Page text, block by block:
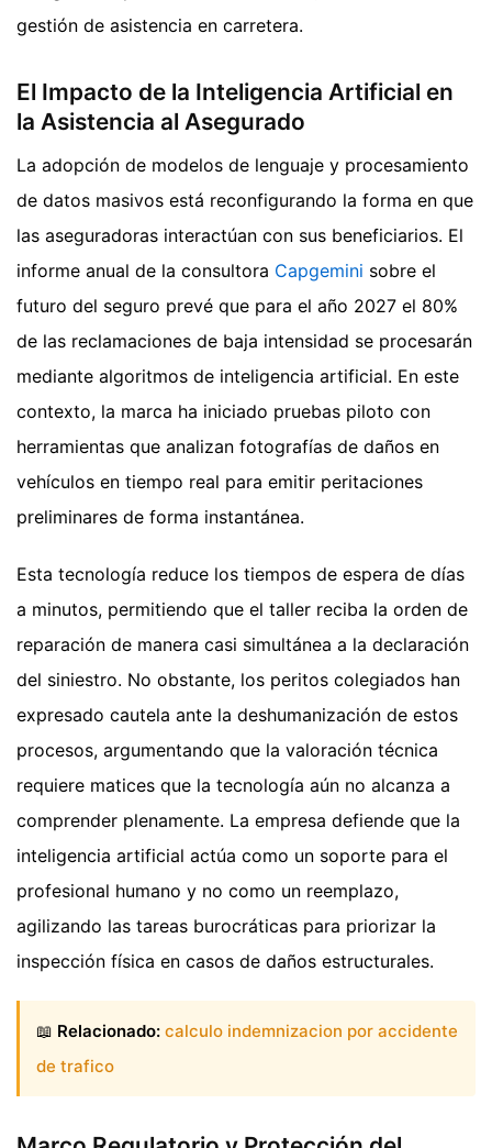
gestión de asistencia en carretera.
El Impacto de la Inteligencia Artificial en
la Asistencia al Asegurado
La adopción de modelos de lenguaje y procesamiento
de datos masivos está reconfigurando la forma en que
las aseguradoras interactúan con sus beneficiarios. El
informe anual de la consultora Capgemini sobre el
futuro del seguro prevé que para el año 2027 el 80%
de las reclamaciones de baja intensidad se procesarán
mediante algoritmos de inteligencia artificial. En este
contexto, la marca ha iniciado pruebas piloto con
herramientas que analizan fotografías de daños en
vehículos en tiempo real para emitir peritaciones
preliminares de forma instantánea.
Esta tecnología reduce los tiempos de espera de días
a minutos, permitiendo que el taller reciba la orden de
reparación de manera casi simultánea a la declaración
del siniestro. No obstante, los peritos colegiados han
expresado cautela ante la deshumanización de estos
procesos, argumentando que la valoración técnica
requiere matices que la tecnología aún no alcanza a
comprender plenamente. La empresa defiende que la
inteligencia artificial actúa como un soporte para el
profesional humano y no como un reemplazo,
agilizando las tareas burocráticas para priorizar la
inspección física en casos de daños estructurales.
📖 Relacionado: calculo indemnizacion por accidente
de trafico